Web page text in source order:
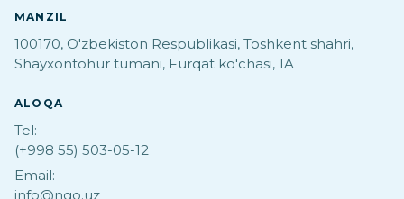
MANZIL
100170, O'zbekiston Respublikasi, Toshkent shahri,
Shayxontohur tumani, Furqat ko'chasi, 1A
ALOQA
Tel:
(+998 55) 503-05-12
Email:
info@ngo.uz